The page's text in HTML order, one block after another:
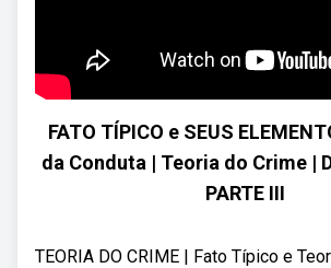
FATO TÍPICO e SEUS
da Conduta | Teoria do Crime |
PARTE III
TEORIA DO CRIME | Fato Típico e